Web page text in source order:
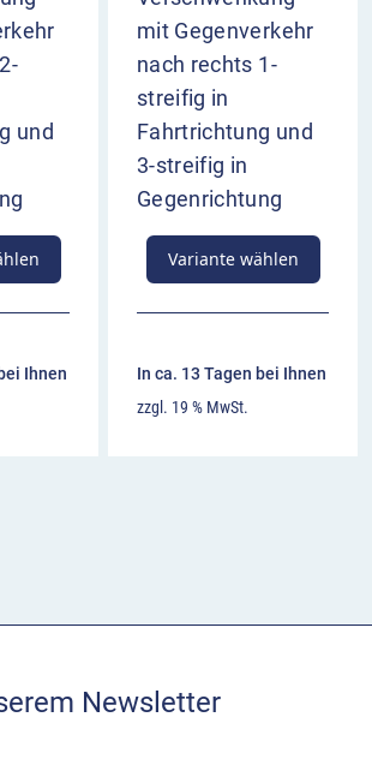
und
Ihnen
mit Gegenverkehr
nach rechts 1-
streifig in
Fahrtrichtung und
3-streifig in
Gegenrichtung
Variante wählen
In ca. 13 Tagen bei Ihnen
zzgl. 19 % MwSt.
Newsletter